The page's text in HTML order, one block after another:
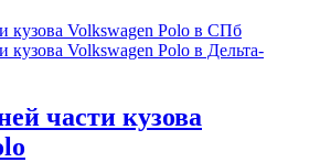
части кузова